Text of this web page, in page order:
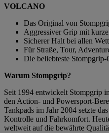
VOLCANO
Das Original von
Aggressiver Grip mit
Sicherer Halt bei allen
Für Straße, Tour,
Die beliebteste
Warum Stompgrip?
Seit 1994 entwickelt Stompgrip
den Action- und Powersport-
Tankpads im Jahr 2004 setzte
Kontrolle und Fahrkomfort.
weltweit auf die bewährte